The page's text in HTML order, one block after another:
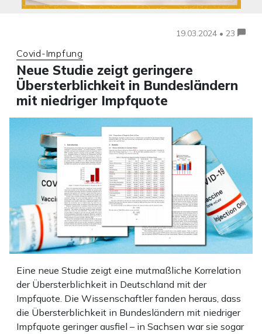
19.03.2024 • 23
Covid-Impfung
Neue Studie zeigt geringere
Übersterblichkeit in Bundesländern
mit niedriger Impfquote
Eine neue Studie zeigt eine mutmaßliche Korrelation
der Übersterblichkeit in Deutschland mit der
Impfquote. Die Wissenschaftler fanden heraus, dass
die Übersterblichkeit in Bundesländern mit niedriger
Impfquote geringer ausfiel – in Sachsen war sie sogar